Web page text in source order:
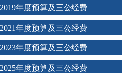
2019年度预算及三公经费
2021年度预算及三公经费
2023年度预算及三公经费
2025年度预算及三公经费